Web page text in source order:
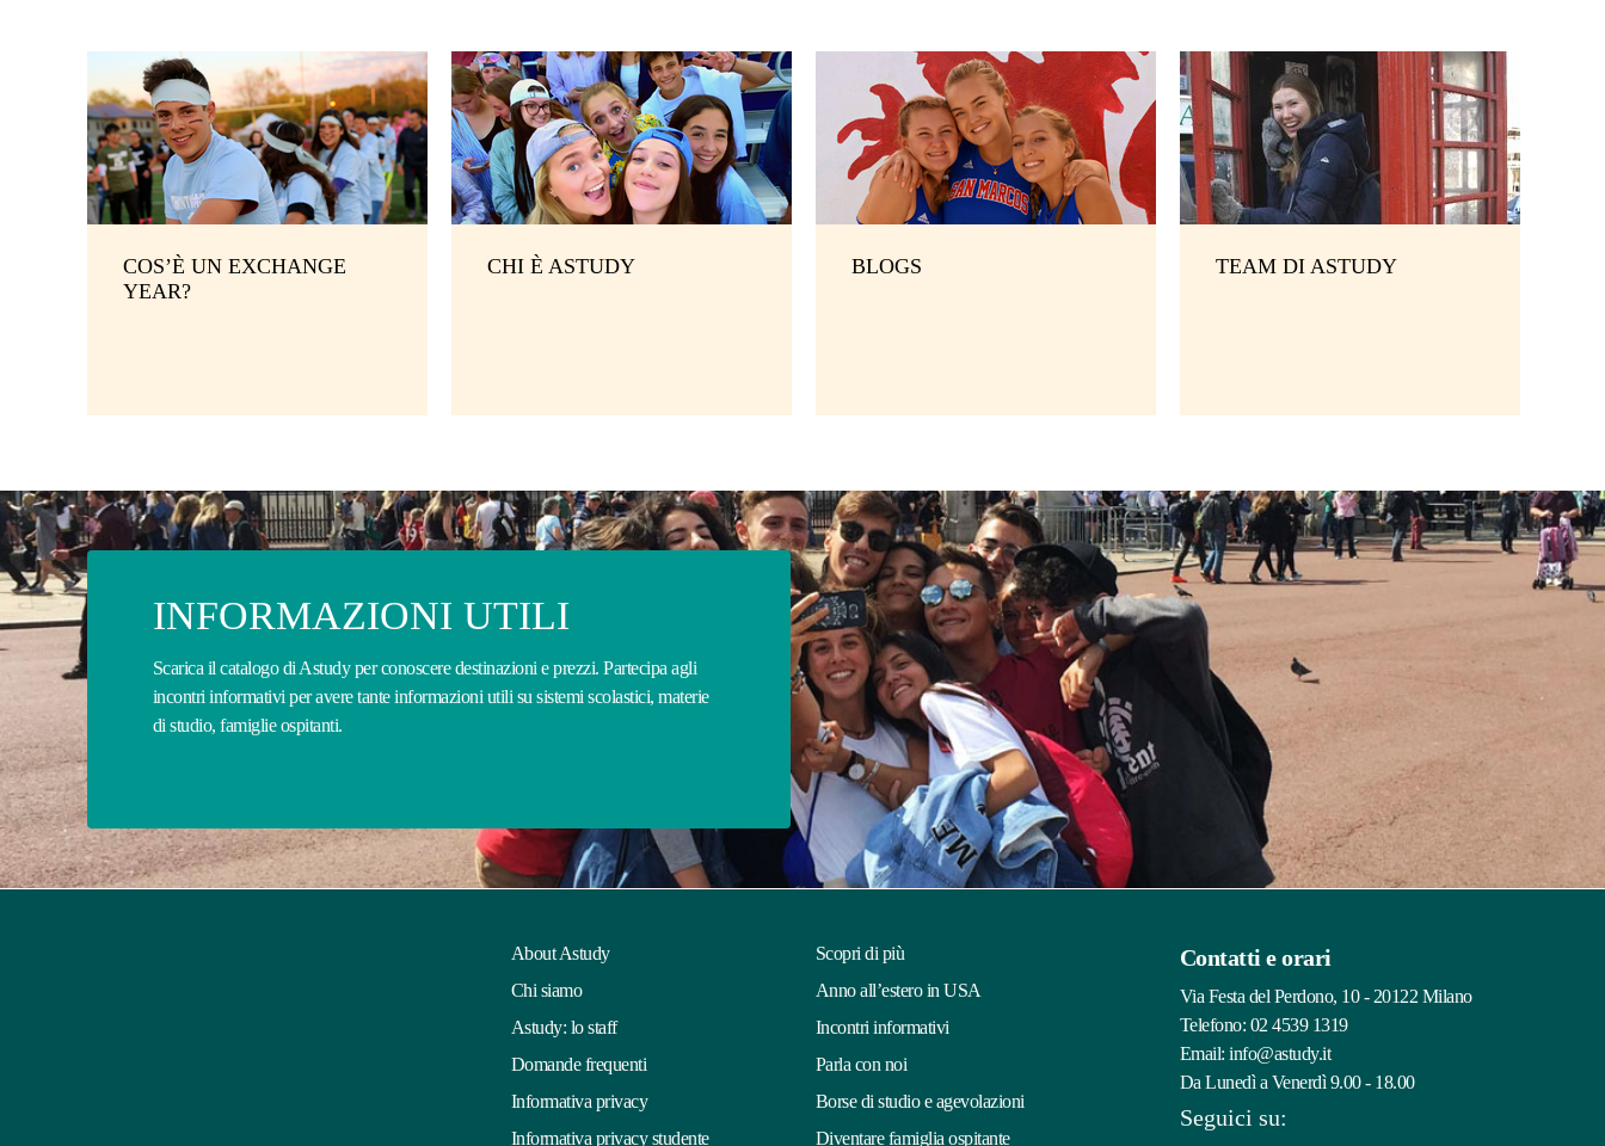
COS’È UN EXCHANGE
YEAR?
CHI È ASTUDY BLOGS TEAM DI ASTUDY
INFORMAZIONI UTILI
Scarica il catalogo di Astudy per conoscere destinazioni e prezzi. Partecipa agli
incontri informativi per avere tante informazioni utili su sistemi scolastici, materie
di studio, famiglie ospitanti.
About Astudy
Chi siamo
Astudy: lo staff
Domande frequenti
Informativa privacy
Informativa privacy studente
Scopri di più
Anno all’estero in USA
Incontri informativi
Parla con noi
Borse di studio e agevolazioni
Diventare famiglia ospitante
Contatti e orari
Via Festa del Perdono, 10 - 20122 Milano
Telefono: 02 4539 1319
Email: info@astudy.it
Da Lunedì a Venerdì 9.00 - 18.00
Seguici su: